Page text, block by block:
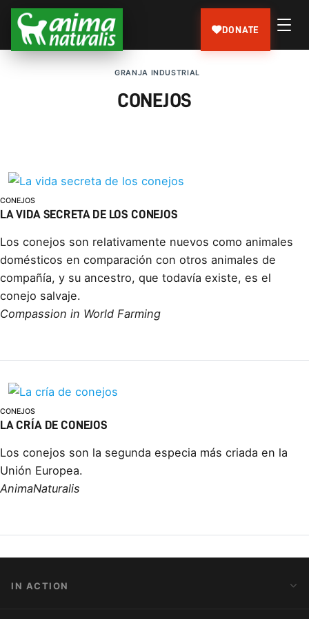
DONATE
GRANJA INDUSTRIAL
CONEJOS
CONEJOS
LA VIDA SECRETA DE LOS CONEJOS
Los conejos son relativamente nuevos como animales
domésticos en comparación con otros animales de
compañía, y su ancestro, que todavía existe, es el
conejo salvaje.
Compassion in World Farming
CONEJOS
LA CRÍA DE CONEJOS
Los conejos son la segunda especia más criada en la
Unión Europea.
AnimaNaturalis
IN ACTION